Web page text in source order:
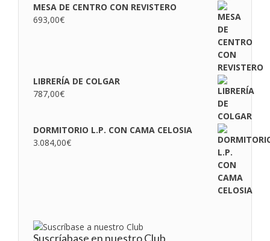
MESA DE CENTRO CON REVISTERO
693,00€
LIBRERÍA DE COLGAR
787,00€
DORMITORIO L.P. CON CAMA CELOSIA
3.084,00€
Suscríabase en nuestro Club